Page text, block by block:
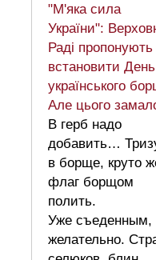
"М'яка сила
України":
Раді пропонують
встановити День
українського
Але цього
В герб надо
добавить…
в борще, круто
флаг борщом
полить.
Уже съеденным,
желательно.